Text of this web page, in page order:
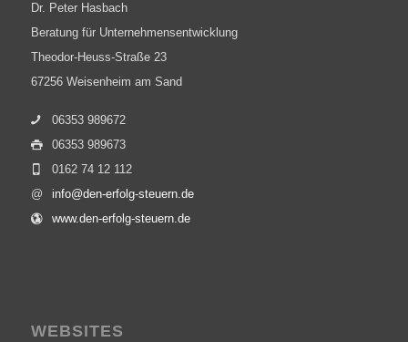
Dr. Peter Hasbach
Beratung für Unternehmensentwicklung
Theodor-Heuss-Straße 23
67256 Weisenheim am Sand
06353 989672
06353 989673
0162 74 12 112
@
info@den-erfolg-steuern.de
www.den-erfolg-steuern.de
WEBSITES